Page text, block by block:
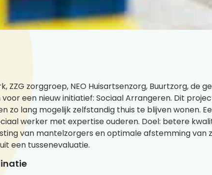
ZZG zorggroep, NEO Huisartsenzorg, Buurtzorg, de
een nieuw initiatief: Sociaal Arrangeren. Dit
zo lang mogelijk zelfstandig thuis te blijven wonen.
werker met expertise ouderen. Doel: betere
van mantelzorgers en optimale afstemming van
een tussenevaluatie.